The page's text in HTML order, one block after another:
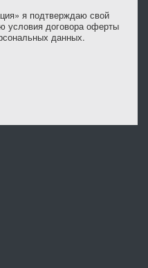
я подтверждаю свой
условия договора оферты
данных.